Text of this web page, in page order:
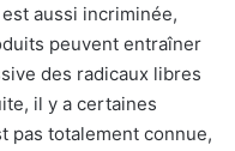
aussi incriminée,
peuvent entraîner
des radicaux libres
il y a certaines
pas totalement connue,